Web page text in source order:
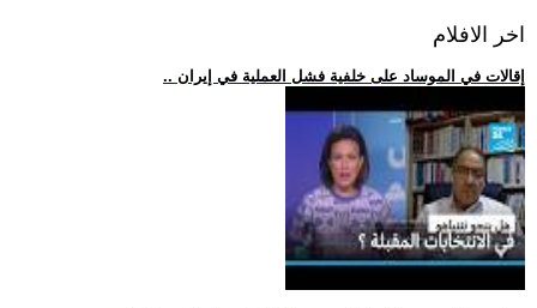
اخر الافلام
.. إقالات في الموساد على خلفية فشل العملية في إيران